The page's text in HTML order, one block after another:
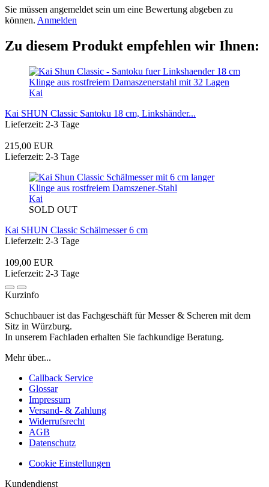
Sie müssen angemeldet sein um eine Bewertung abgeben zu
können. Anmelden
Zu diesem Produkt empfehlen wir Ihnen:
Kai
Kai SHUN Classic Santoku 18 cm, Linkshänder...
Lieferzeit: 2-3 Tage
215,00 EUR
Lieferzeit: 2-3 Tage
Kai
SOLD OUT
Kai SHUN Classic Schälmesser 6 cm
Lieferzeit: 2-3 Tage
109,00 EUR
Lieferzeit: 2-3 Tage
Kurzinfo
Schuchbauer ist das Fachgeschäft für Messer & Scheren mit dem
Sitz in Würzburg.
In unserem Fachladen erhalten Sie fachkundige Beratung.
Mehr über...
Callback Service
Glossar
Impressum
Versand- & Zahlung
Widerrufsrecht
AGB
Datenschutz
Cookie Einstellungen
Kundendienst